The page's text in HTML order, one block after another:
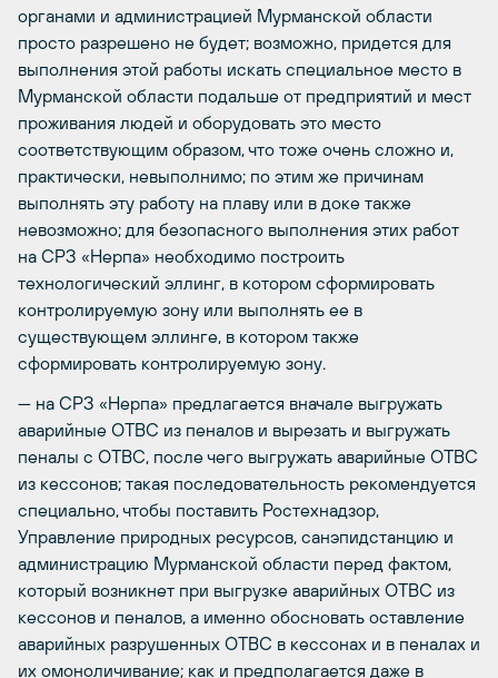
органами и администрацией Мурманской области
просто разрешено не будет; возможно, придется для
выполнения этой работы искать специальное место в
Мурманской области подальше от предприятий и мест
проживания людей и оборудовать это место
соответствующим образом, что тоже очень сложно и,
практически, невыполнимо; по этим же причинам
выполнять эту работу на плаву или в доке также
невозможно; для безопасного выполнения этих работ
на СРЗ «Нерпа» необходимо построить
технологический эллинг, в котором сформировать
контролируемую зону или выполнять ее в
существующем эллинге, в котором также
сформировать контролируемую зону.
— на СРЗ «Нерпа» предлагается вначале выгружать
аварийные ОТВС из пеналов и вырезать и выгружать
пеналы с ОТВС, после чего выгружать аварийные ОТВС
из кессонов; такая последовательность рекомендуется
специально, чтобы поставить Ростехнадзор,
Управление природных ресурсов, санэпидстанцию и
администрацию Мурманской области перед фактом,
который возникнет при выгрузке аварийных ОТВС из
кессонов и пеналов, а именно обосновать оставление
аварийных разрушенных ОТВС в кессонах и в пеналах и
их омоноличивание; как и предполагается даже в